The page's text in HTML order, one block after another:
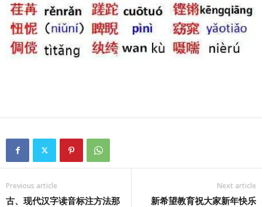
Previous article
古、现代汉字读音标注方法那
Next article
新希望教育祝大家新年快乐